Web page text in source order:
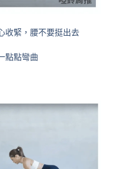
收緊，腰不要挺出去
點點彎曲